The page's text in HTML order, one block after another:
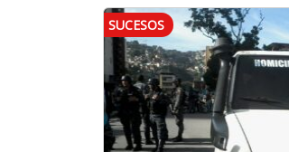
SUCESOS